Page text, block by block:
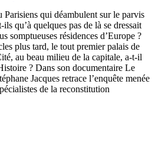
Parisiens qui déambulent sur le parvis
qu’à quelques pas de là se dressait
somptueuses résidences d’Europe ?
plus tard, le tout premier palais de
au beau milieu de la capitale, a-t-il
? Dans son documentaire Le
Jacques retrace l’enquête menée
de la reconstitution